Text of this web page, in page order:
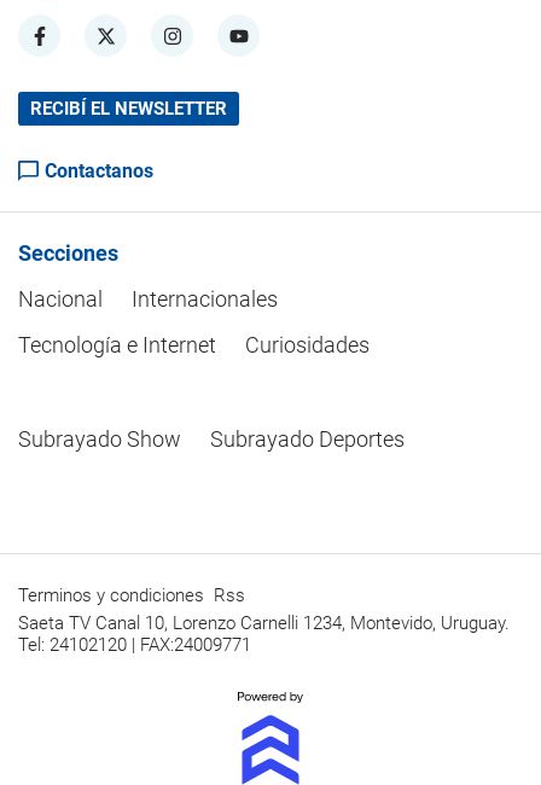
RECIBÍ EL NEWSLETTER
Contactanos
Secciones
Nacional
Internacionales
Tecnología e Internet
Curiosidades
Subrayado Show Subrayado Deportes
Terminos y condiciones Rss
Saeta TV Canal 10, Lorenzo Carnelli 1234, Montevido, Uruguay.
Tel: 24102120 | FAX:24009771